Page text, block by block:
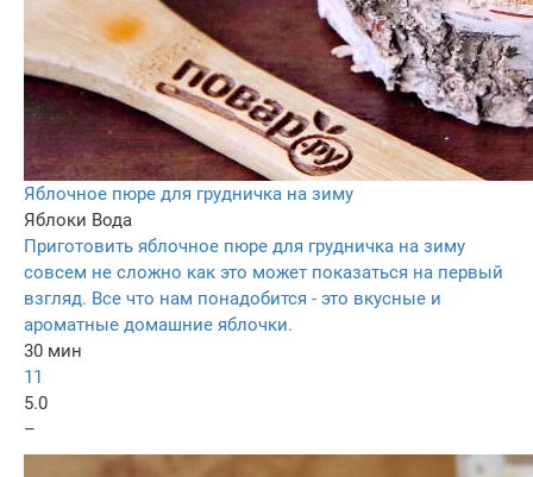
Яблочное пюре для грудничка на зиму
Яблоки Вода
Приготовить яблочное пюре для грудничка на зиму
совсем не сложно как это может показаться на первый
взгляд. Все что нам понадобится - это вкусные и
ароматные домашние яблочки.
30 мин
11
5.0
–